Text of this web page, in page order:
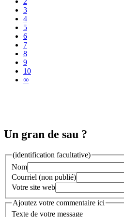
3
4
5
6
7
8
9
10
∞
Un gran de sau ?
(identification facultative)
Nom
Courriel (non publié)
Votre site web
Ajoutez votre commentaire ici
Texte de votre message